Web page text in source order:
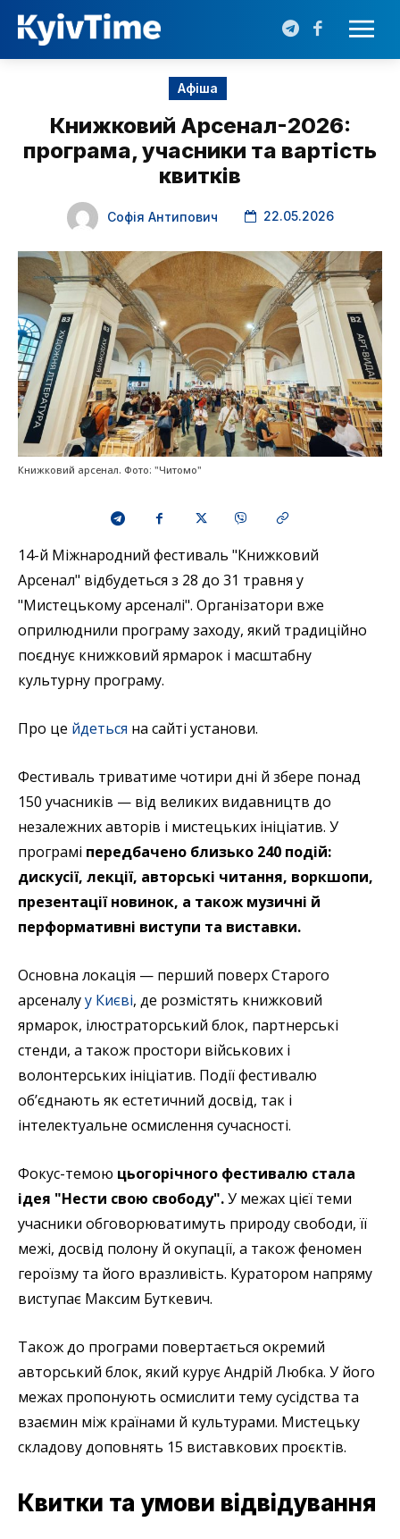
Афіша
Книжковий Арсенал-2026:
програма, учасники та вартість
квитків
Софія Антипович 22.05.2026
Книжковий арсенал. Фото: "Читомо"
14-й Міжнародний фестиваль "Книжковий
Арсенал" відбудеться з 28 до 31 травня у
"Мистецькому арсеналі". Організатори вже
оприлюднили програму заходу, який традиційно
поєднує книжковий ярмарок і масштабну
культурну програму.
Про це йдеться на сайті установи.
Фестиваль триватиме чотири дні й збере понад
150 учасників — від великих видавництв до
незалежних авторів і мистецьких ініціатив. У
програмі передбачено близько 240 подій:
дискусії, лекції, авторські читання, воркшопи,
презентації новинок, а також музичні й
перформативні виступи та виставки.
Основна локація — перший поверх Старого
арсеналуу Києві, де розмістять книжковий
ярмарок, ілюстраторський блок, партнерські
стенди, а також простори військових і
волонтерських ініціатив. Події фестивалю
об’єднають як естетичний досвід, так і
інтелектуальне осмислення сучасності.
Фокус-темою цьогорічного фестивалю стала
ідея "Нести свою свободу".У межах цієї теми
учасники обговорюватимуть природу свободи, її
межі, досвід полону й окупації, а також феномен
героїзму та його вразливість. Куратором напряму
виступає Максим Буткевич.
Також до програми повертається окремий
авторський блок, який курує Андрій Любка. У його
межах пропонують осмислити тему сусідства та
взаємин між країнами й культурами. Мистецьку
складову доповнять 15 виставкових проєктів.
Квитки та умови відвідування